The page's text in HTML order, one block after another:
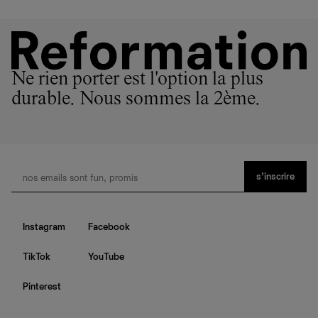
Ne rien porter est l'option la plus
durable. Nous sommes la 2ème.
s’inscrire
Instagram Facebook
TikTok YouTube
Pinterest